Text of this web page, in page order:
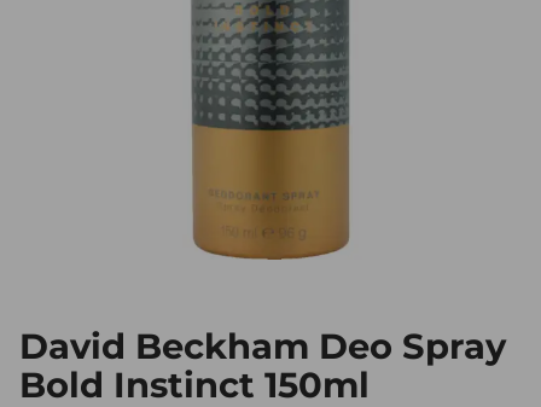
David Beckham Deo Spray
Bold Instinct 150ml